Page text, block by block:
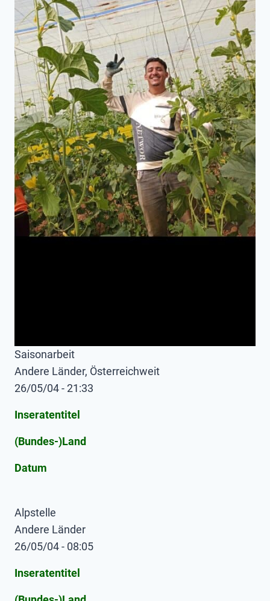
Saisonarbeit
Andere Länder, Österreichweit
26/05/04 - 21:33
Inseratentitel
(Bundes-)Land
Datum
Alpstelle
Andere Länder
26/05/04 - 08:05
Inseratentitel